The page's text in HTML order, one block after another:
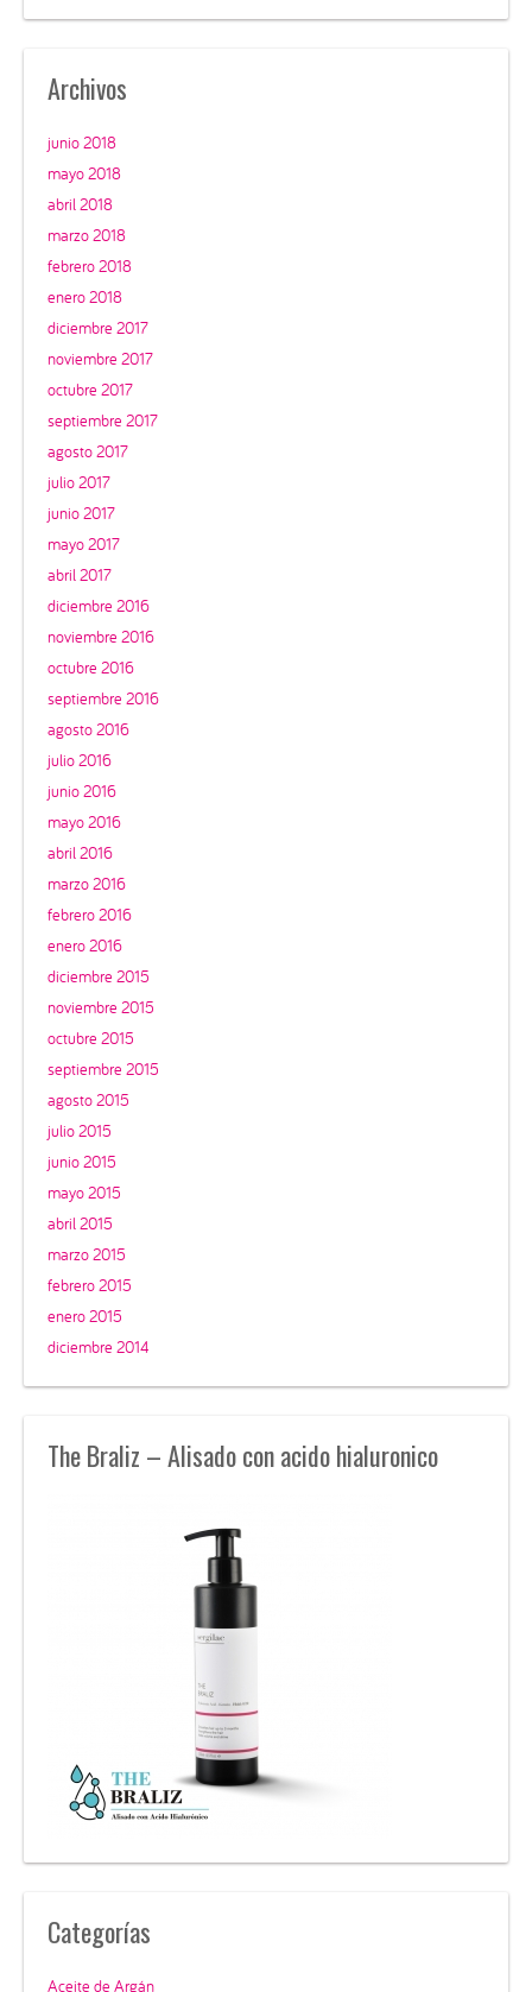
Archivos
junio 2018
mayo 2018
abril 2018
marzo 2018
febrero 2018
enero 2018
diciembre 2017
noviembre 2017
octubre 2017
septiembre 2017
agosto 2017
julio 2017
junio 2017
mayo 2017
abril 2017
diciembre 2016
noviembre 2016
octubre 2016
septiembre 2016
agosto 2016
julio 2016
junio 2016
mayo 2016
abril 2016
marzo 2016
febrero 2016
enero 2016
diciembre 2015
noviembre 2015
octubre 2015
septiembre 2015
agosto 2015
julio 2015
junio 2015
mayo 2015
abril 2015
marzo 2015
febrero 2015
enero 2015
diciembre 2014
The Braliz – Alisado con acido hialuronico
Categorías
Aceite de Argán